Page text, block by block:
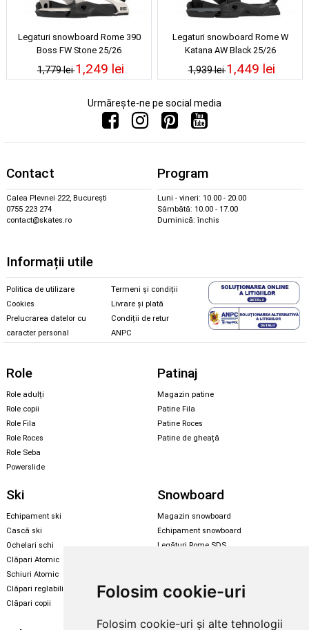
Folosim cookie-uri
Folosim cookie-uri și alte tehnologii
Legaturi snowboard Rome 390
Boss FW Stone 25/26
1,779 lei1,249 lei
Legaturi snowboard Rome W
Katana AW Black 25/26
1,939 lei1,449 lei
Urmărește-ne pe social media
Contact
Calea Plevnei 222, București
0755 223 274
contact@skates.ro
Program
Luni - vineri: 10.00 - 20.00
Sâmbătă: 10.00 - 17.00
Duminică: închis
Informații utile
Politica de utilizare
Cookies
Prelucrarea datelor cu
caracter personal
Termeni și condiții
Livrare și plată
Condiții de retur
ANPC
Role
Role adulți
Role copii
Role Fila
Role Roces
Role Seba
Powerslide
Patinaj
Magazin patine
Patine Fila
Patine Roces
Patine de gheață
Ski
Echipament ski
Cască ski
Ochelari schi
Clăpari Atomic
Schiuri Atomic
Clăpari reglabili
Clăpari copii
Snowboard
Magazin snowboard
Echipament snowboard
Legături Rome SDS
Santa Cruz